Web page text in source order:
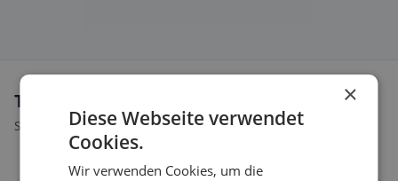
Tipi di alimentazione a Antrodoco
Scopri ristoranti adatti al tuo stile alimentare.
×
Diese Webseite verwendet
Cookies.
Wir verwenden Cookies, um die